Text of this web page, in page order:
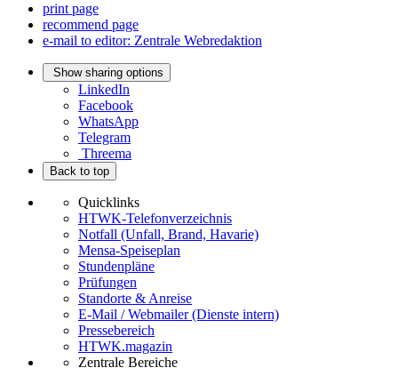
print page
recommend page
e-mail to editor: Zentrale Webredaktion
Show sharing options
LinkedIn
Facebook
WhatsApp
Telegram
Threema
Back to top
Quicklinks
HTWK-Telefonverzeichnis
Notfall (Unfall, Brand, Havarie)
Mensa-Speiseplan
Stundenpläne
Prüfungen
Standorte & Anreise
E-Mail / Webmailer (Dienste intern)
Pressebereich
HTWK.magazin
Zentrale Bereiche